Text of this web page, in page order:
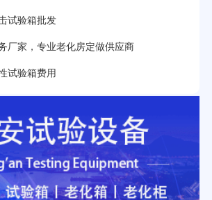
：大型高温老化房价格多少钱？
试验箱批发
厂家，专业老化房定做供应商
试验箱费用